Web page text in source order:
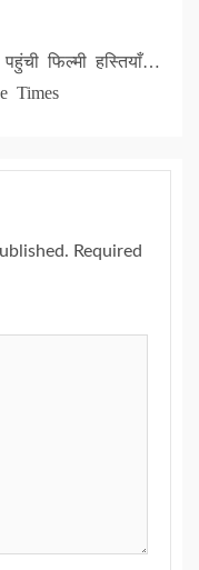
फिल्मी हस्तियाँ…
Times
Required